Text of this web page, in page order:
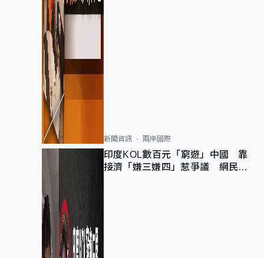
新聞資訊 兩岸國際
印度KOL數百元「窮遊」中國 靠
接濟「嫌三嫌四」惹爭議 網民：